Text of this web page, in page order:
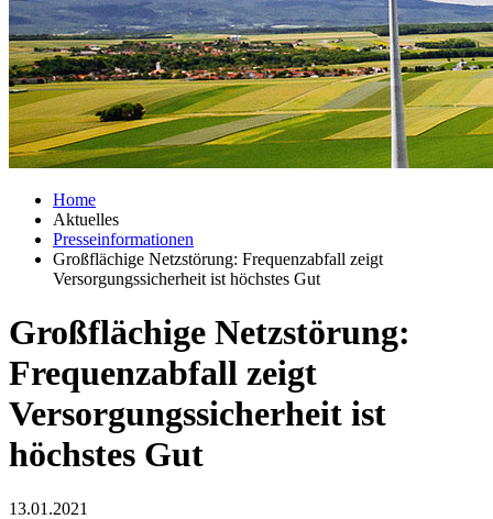
Home
Aktuelles
Presseinformationen
Großflächige Netzstörung: Frequenzabfall zeigt
Versorgungssicherheit ist höchstes Gut
Großflächige Netzstörung:
Frequenzabfall zeigt
Versorgungssicherheit ist
höchstes Gut
13.01.2021